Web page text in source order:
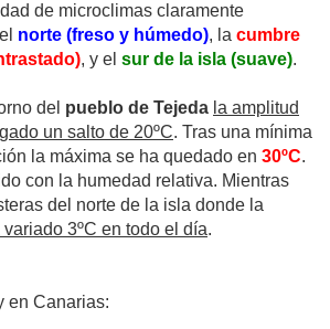
de microclimas claramente
norte (freso y húmedo), la cumbre
, y el sur de la isla (suave).
del pueblo de Tejeda la amplitud
un salto de 20ºC. Tras una mínima
la máxima se ha quedado en 30ºC.
con la humedad relativa. Mientras
del norte de la isla donde la
3ºC en todo el día.
en Canarias: